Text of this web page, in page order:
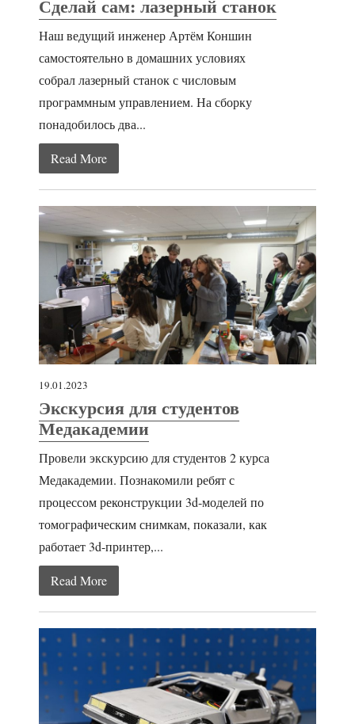
Сделай сам: лазерный станок
Наш ведущий инженер Артём Коншин
самостоятельно в домашних условиях
собрал лазерный станок с числовым
программным управлением. На сборку
понадобилось два...
Read More
19.01.2023
Экскурсия для студентов
Медакадемии
Провели экскурсию для студентов 2 курса
Медакадемии. Познакомили ребят с
процессом реконструкции 3d-моделей по
томографическим снимкам, показали, как
работает 3d-принтер,...
Read More